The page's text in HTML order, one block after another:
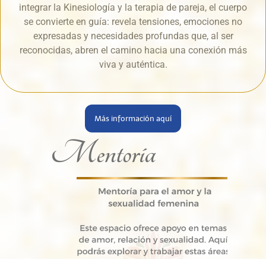
integrar la Kinesiología y la terapia de pareja, el cuerpo
se convierte en guía: revela tensiones, emociones no
expresadas y necesidades profundas que, al ser
reconocidas, abren el camino hacia una conexión más
viva y auténtica.
Más información aquí
Mentoría